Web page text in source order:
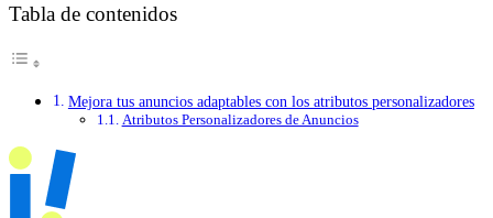
Tabla de contenidos
Mejora tus anuncios adaptables con los atributos personalizadores
Atributos Personalizadores de Anuncios